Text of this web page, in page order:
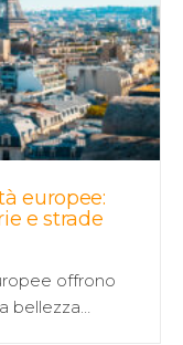
europee:
e strade
offrono
bellezza…